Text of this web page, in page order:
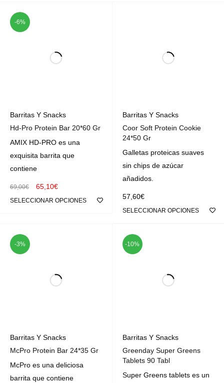
-6%
Barritas Y Snacks
Hd-Pro Protein Bar 20*60 Gr
AMIX HD-PRO es una
exquisita barrita que
contiene
69,00€ 65,10€
SELECCIONAR OPCIONES
Barritas Y Snacks
Coor Soft Protein Cookie
24*50 Gr
Galletas proteicas suaves
sin chips de azúcar
añadidos.
57,60€
SELECCIONAR OPCIONES
-3%
Barritas Y Snacks
McPro Protein Bar 24*35 Gr
McPro es una deliciosa
barrita que contiene
-10%
Barritas Y Snacks
Greenday Super Greens
Tablets 90 Tabl
Super Greens tablets es un